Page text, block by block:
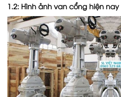
1.2: Hình ảnh van cổng hiện nay